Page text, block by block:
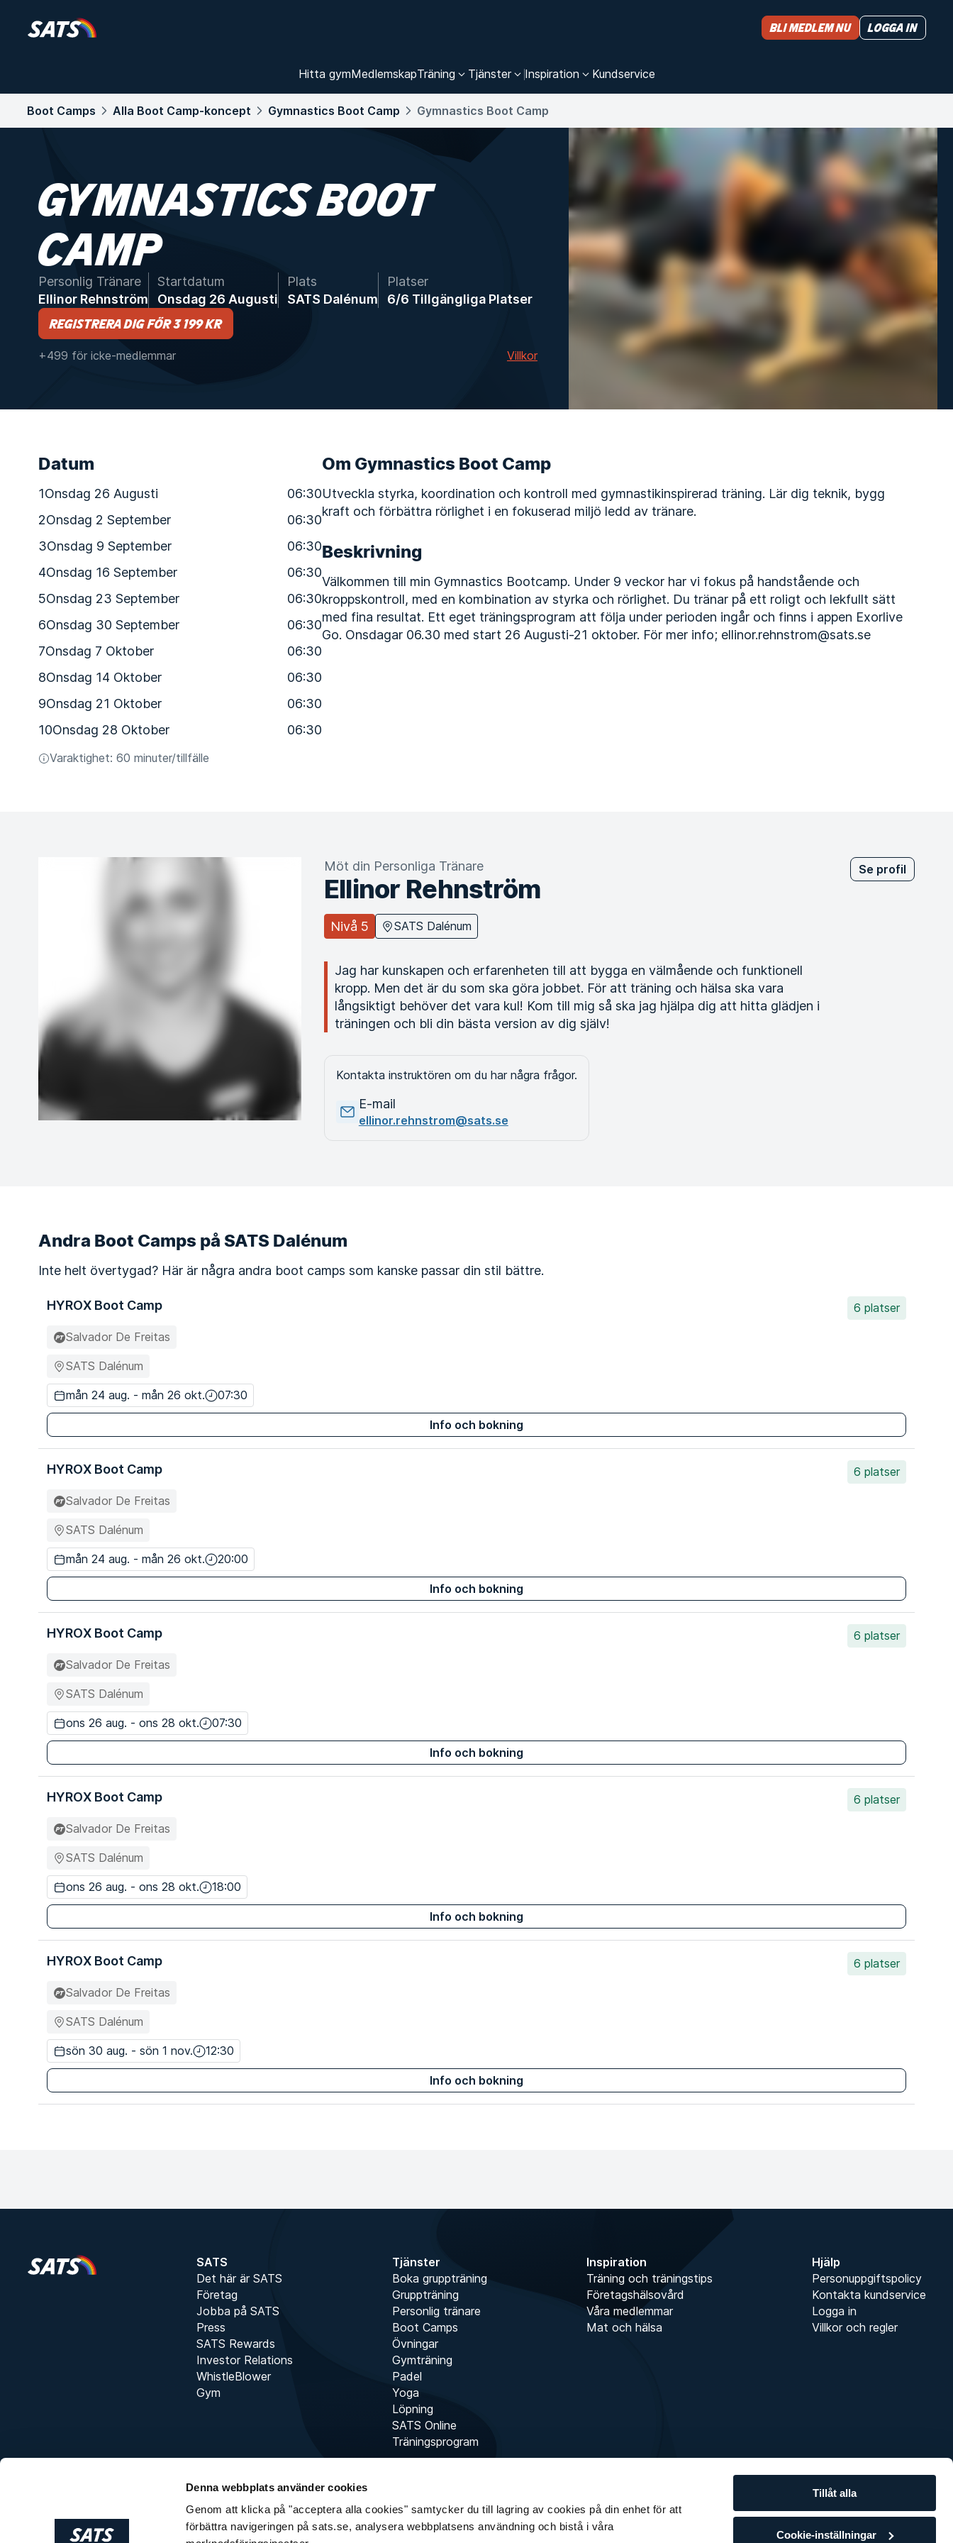
Denna webbplats använder cookies
Genom att klicka på "acceptera alla cookies" samtycker du till lagring av cookies på din enhet för att
förbättra navigeringen på sats.se, analysera webbplatsens användning och bistå i våra
Tillåt alla
Cookie-inställningar
Hitta gymMedlemskapTräning Tjänster Inspiration Kundservice
Bli medlem nu Logga in
Boot Camps Alla Boot Camp-koncept Gymnastics Boot Camp Gymnastics Boot Camp
GYMNASTICS BOOT
CAMP
Personlig Tränare
Ellinor Rehnström
Startdatum
Onsdag 26 Augusti
Plats
SATS Dalénum
Platser
6/6 Tillgängliga Platser
Registrera dig för 3 199 kr
+499 för icke-medlemmar Villkor
Datum
1Onsdag 26 Augusti
06:30
2Onsdag 2 September
06:30
3Onsdag 9 September
06:30
4Onsdag 16 September
06:30
5Onsdag 23 September
06:30
6Onsdag 30 September
06:30
7Onsdag 7 Oktober
06:30
8Onsdag 14 Oktober
06:30
9Onsdag 21 Oktober
06:30
10Onsdag 28 Oktober 06:30
Varaktighet: 60 minuter/tillfälle
Om Gymnastics Boot Camp
Utveckla styrka, koordination och kontroll med gymnastikinspirerad träning. Lär dig teknik, bygg
kraft och förbättra rörlighet i en fokuserad miljö ledd av tränare.
Beskrivning
Välkommen till min Gymnastics Bootcamp. Under 9 veckor har vi fokus på handstående och
kroppskontroll, med en kombination av styrka och rörlighet. Du tränar på ett roligt och lekfullt sätt
med fina resultat. Ett eget träningsprogram att följa under perioden ingår och finns i appen Exorlive
Go. Onsdagar 06.30 med start 26 Augusti-21 oktober. För mer info; ellinor.rehnstrom@sats.se
Möt din Personliga Tränare
Ellinor Rehnström
Nivå 5 SATS Dalénum
Se profil
Jag har kunskapen och erfarenheten till att bygga en välmående och funktionell
kropp. Men det är du som ska göra jobbet. För att träning och hälsa ska vara
långsiktigt behöver det vara kul! Kom till mig så ska jag hjälpa dig att hitta glädjen i
träningen och bli din bästa version av dig själv!
Kontakta instruktören om du har några frågor.
E-mail
ellinor.rehnstrom@sats.se
Andra Boot Camps på SATS Dalénum
Inte helt övertygad? Här är några andra boot camps som kanske passar din stil bättre.
HYROX Boot Camp
Salvador De Freitas
SATS Dalénum
mån 24 aug. - mån 26 okt. 07:30
6 platser
Info och bokning
HYROX Boot Camp
Salvador De Freitas
SATS Dalénum
mån 24 aug. - mån 26 okt. 20:00
6 platser
Info och bokning
HYROX Boot Camp
Salvador De Freitas
SATS Dalénum
ons 26 aug. - ons 28 okt. 07:30
6 platser
Info och bokning
HYROX Boot Camp
Salvador De Freitas
SATS Dalénum
ons 26 aug. - ons 28 okt. 18:00
6 platser
Info och bokning
HYROX Boot Camp
Salvador De Freitas
SATS Dalénum
sön 30 aug. - sön 1 nov. 12:30
6 platser
Info och bokning
SATS
Det här är SATS
Företag
Jobba på SATS
Press
SATS Rewards
Investor Relations
WhistleBlower
Gym
Tjänster
Boka gruppträning
Gruppträning
Personlig tränare
Boot Camps
Övningar
Gymträning
Padel
Yoga
Löpning
SATS Online
Träningsprogram
Inspiration
Träning och träningstips
Företagshälsovård
Våra medlemmar
Mat och hälsa
Hjälp
Personuppgiftspolicy
Kontakta kundservice
Logga in
Villkor och regler